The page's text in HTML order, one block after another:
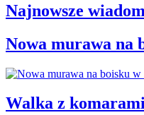
Najnowsze
Nowa murawa na
Walka z